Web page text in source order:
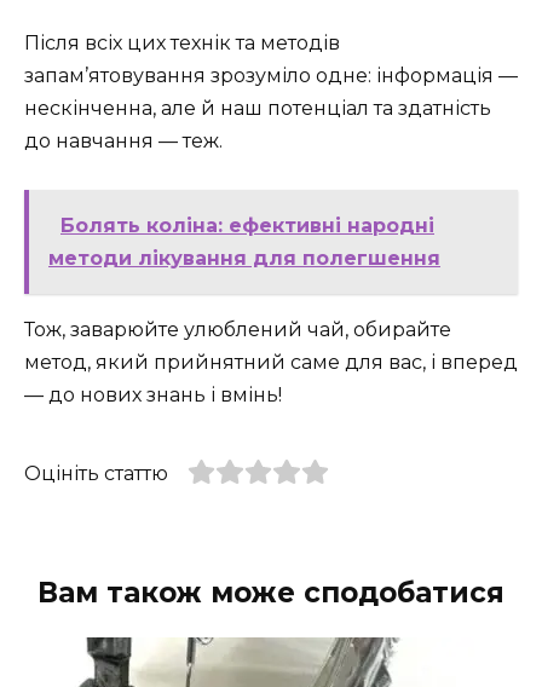
Після всіх цих технік та методів
запам’ятовування зрозуміло одне: інформація —
нескінченна, але й наш потенціал та здатність
до навчання — теж.
Болять коліна: ефективні народні
методи лікування для полегшення
Тож, заварюйте улюблений чай, обирайте
метод, який прийнятний саме для вас, і вперед
— до нових знань і вмінь!
Оцініть статтю
Вам також може сподобатися